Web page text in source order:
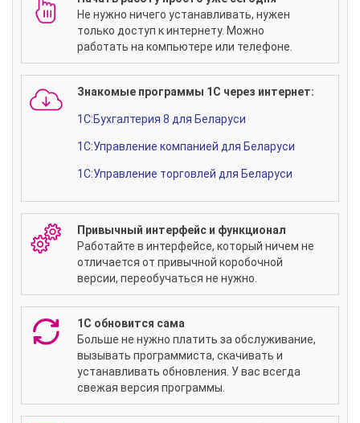
Не нужно ничего устанавливать, нужен
только доступ к интернету. Можно
работать на компьютере или телефоне.
Знакомые программы 1С через интернет:
1C:Бухгалтерия 8 для Беларуси
1С:Управление компанией для Беларуси
1C:Управление торговлей для Беларуси
Привычный интерфейс и функционал
Работайте в интерфейсе, который ничем не
отличается от привычной коробочной
версии, переобучаться не нужно.
1С обновится сама
Больше не нужно платить за обслуживание,
вызывать программиста, скачивать и
устанавливать обновления. У вас всегда
свежая версия программы.